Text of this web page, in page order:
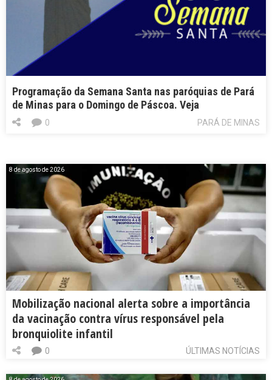
Programação da Semana Santa nas paróquias de Pará
de Minas para o Domingo de Páscoa. Veja
PARÁ DE MINAS
0
8 de agosto de 2026
Mobilização nacional alerta sobre a importância
da vacinação contra vírus responsável pela
bronquiolite infantil
ÚLTIMAS NOTÍCIAS
0